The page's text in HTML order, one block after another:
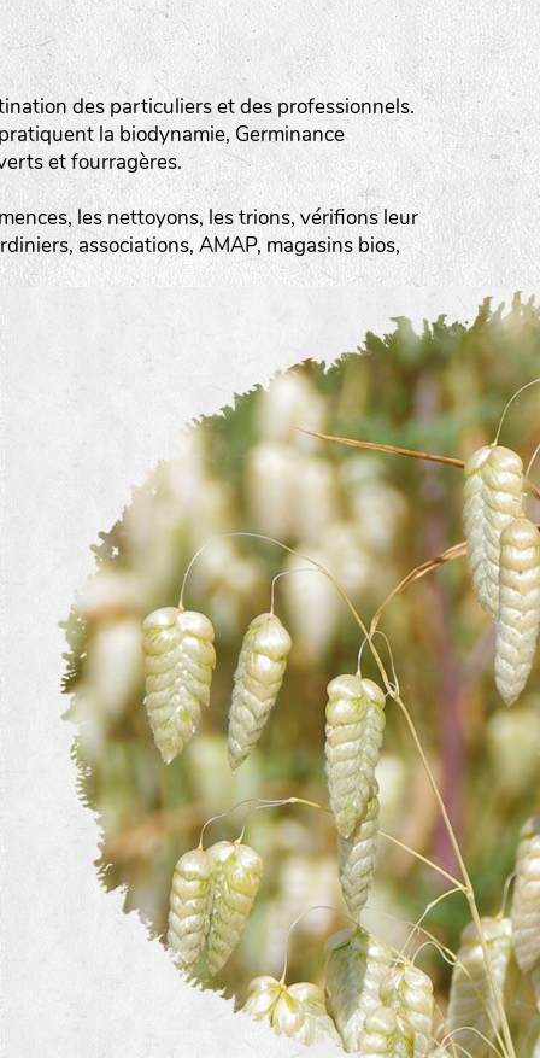
des particuliers et des professionnels.
la biodynamie, Germinance
et fourragères.
les nettoyons, les trions, vérifions leur
associations, AMAP, magasins bios,